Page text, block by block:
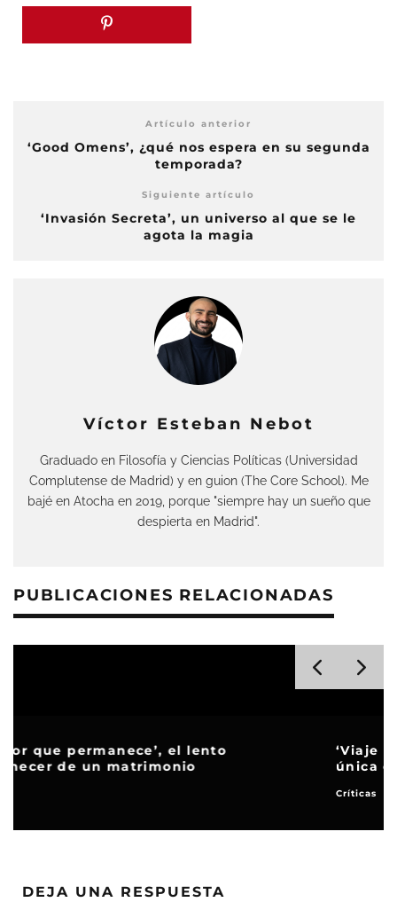
Artículo anterior
‘Good Omens’, ¿qué nos espera en su segunda
temporada?
Siguiente artículo
‘Invasión Secreta’, un universo al que se le
agota la magia
Víctor Esteban Nebot
Graduado en Filosofía y Ciencias Políticas (Universidad
Complutense de Madrid) y en guion (The Core School). Me
bajé en Atocha en 2019, porque "siempre hay un sueño que
despierta en Madrid".
PUBLICACIONES RELACIONADAS
‘Viaje al país de los blancos’, cuando la
única opción es seguir adelante
DEJA UNA RESPUESTA